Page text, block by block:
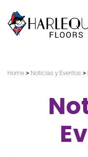
Home > Noticias y Eventos >